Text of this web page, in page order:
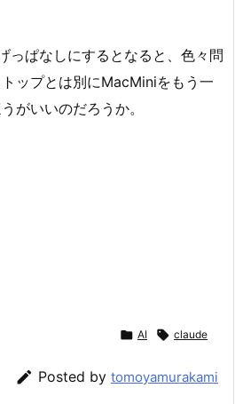
っぱなしにするとなると、色々問
ップとは別にMacMiniをもう一
がいいのだろうか。
 AI  claude
 Posted by tomoyamurakami